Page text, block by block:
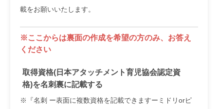
載をお願いいたします。
※ここからは裏面の作成を希望の方のみ、お答え
ください
取得資格(日本アタッチメント育児協会認定資
格)を名刺裏に記載する
※『名刺 ー表面に複数資格を記載できますーミドリorピ